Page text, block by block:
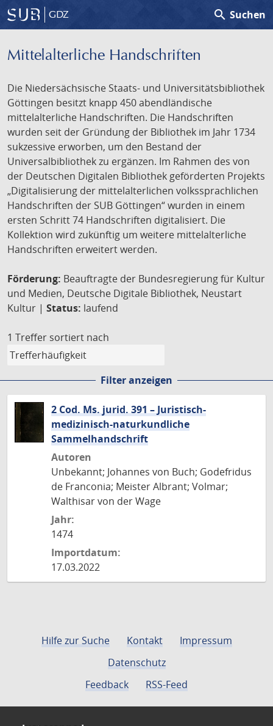
GDZ search Suchen
Mittelalterliche Handschriften
Die Niedersächsische Staats- und Universitätsbibliothek
Göttingen besitzt knapp 450 abendländische
mittelalterliche Handschriften. Die Handschriften
wurden seit der Gründung der Bibliothek im Jahr 1734
sukzessive erworben, um den Bestand der
Universalbibliothek zu ergänzen. Im Rahmen des von
der Deutschen Digitalen Bibliothek geförderten Projekts
„Digitalisierung der mittelalterlichen volkssprachlichen
Handschriften der SUB Göttingen“ wurden in einem
ersten Schritt 74 Handschriften digitalisiert. Die
Kollektion wird zukünftig um weitere mittelalterliche
Handschriften erweitert werden.
Förderung: Beauftragte der Bundesregierung für Kultur
und Medien, Deutsche Digitale Bibliothek, Neustart
Kultur | Status: laufend
1 Treffer sortiert nach
Filter anzeigen
2 Cod. Ms. jurid. 391 – Juristisch-
medizinisch-naturkundliche
Sammelhandschrift
Autoren
Unbekannt; Johannes von Buch; Godefridus
de Franconia; Meister Albrant; Volmar;
Walthisar von der Wage
Jahr:
1474
Importdatum:
17.03.2022
Hilfe zur Suche Kontakt
Impressum
Datenschutz
Feedback
RSS-Feed